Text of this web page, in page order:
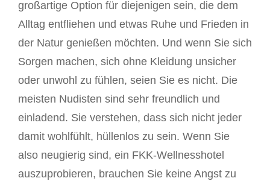
großartige Option für diejenigen sein, die dem
Alltag entfliehen und etwas Ruhe und Frieden in
der Natur genießen möchten. Und wenn Sie sich
Sorgen machen, sich ohne Kleidung unsicher
oder unwohl zu fühlen, seien Sie es nicht. Die
meisten Nudisten sind sehr freundlich und
einladend. Sie verstehen, dass sich nicht jeder
damit wohlfühlt, hüllenlos zu sein. Wenn Sie
also neugierig sind, ein FKK-Wellnesshotel
auszuprobieren, brauchen Sie keine Angst zu